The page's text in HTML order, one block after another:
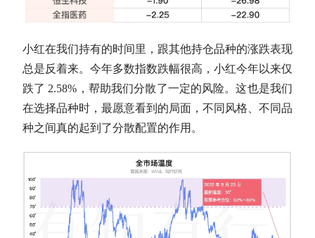
小红在我们持有的时间里，跟其他持仓品种的涨跌表现
总是反着来。今年多数指数跌幅很高，小红今年以来仅
跌了 2.58%，帮助我们分散了一定的风险。这也是我们
在选择品种时，最愿意看到的局面，不同风格、不同品
种之间真的起到了分散配置的作用。